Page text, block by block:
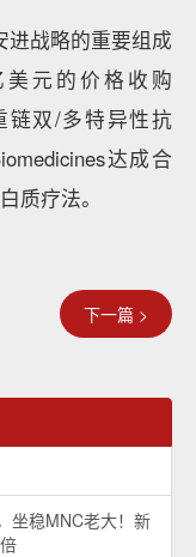
进战略的重要组成
元的价格收购
链双/多特异性抗
达成合
质疗法。
下一篇 >
坐稳MNC老大！新